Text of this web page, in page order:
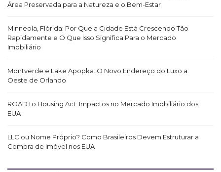
Área Preservada para a Natureza e o Bem-Estar
Minneola, Flórida: Por Que a Cidade Está Crescendo Tão
Rapidamente e O Que Isso Significa Para o Mercado
Imobiliário
Montverde e Lake Apopka: O Novo Endereço do Luxo a
Oeste de Orlando
ROAD to Housing Act: Impactos no Mercado Imobiliário dos
EUA
LLC ou Nome Próprio? Como Brasileiros Devem Estruturar a
Compra de Imóvel nos EUA